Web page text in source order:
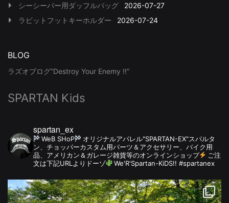
シーシーバー用ダッフルバッグ
2026-07-27
ラビットフットキーホルダー
2026-07-24
BLOG
ラズオブログ”Destroy Your Enemy !!”
SPARTAN Kids
spartan_ex
WeB SHoP
オリジナルアパレル"SPARTAN-EX"スパルタ
ン、チョッパーカスタム用パーツ＆アクセサリー、バイク用
品、アメリカン＆ガレージ雑貨等のオンラインショップ
ご注
文は下記URLよりドーゾ
We'R'Spartan-KiDS!! #spartanex